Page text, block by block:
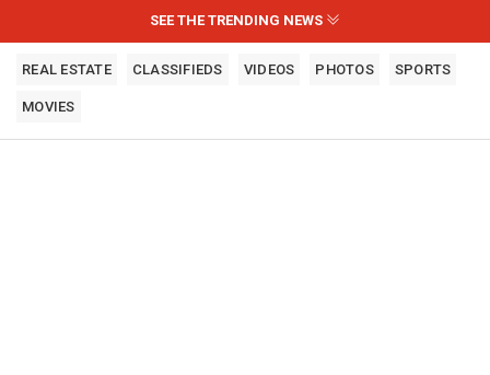
SEE THE TRENDING NEWS
REAL ESTATE CLASSIFIEDS VIDEOS PHOTOS SPORTS
MOVIES